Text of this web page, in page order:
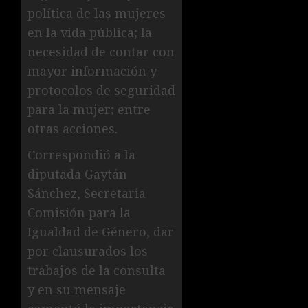
política de las mujeres
en la vida pública; la
necesidad de contar con
mayor información y
protocolos de seguridad
para la mujer; entre
otras acciones.
Correspondió a la
diputada Gaytán
Sánchez, Secretaria
Comisión para la
Igualdad de Género, dar
por clausurados los
trabajos de la consulta
y en su mensaje